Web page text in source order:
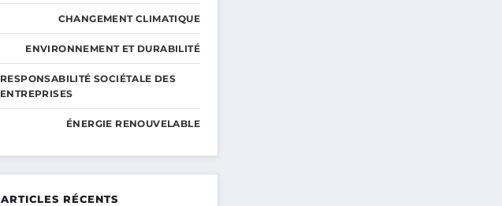
CHANGEMENT CLIMATIQUE
ENVIRONNEMENT ET DURABILITÉ
RESPONSABILITÉ SOCIÉTALE DES
ENTREPRISES
ÉNERGIE RENOUVELABLE
ARTICLES RÉCENTS